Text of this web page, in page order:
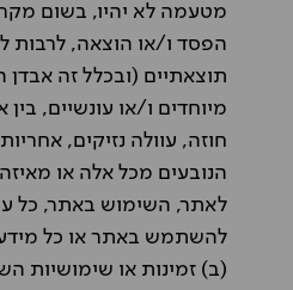
מטעמה לא יהיו, בשום
הפסד ו/או הוצאה, לרבות
תוצאתיים (ובכלל זה אבדן
מיוחדים ו/או עונשיים,
חוזה, עוולה נזיקים,
הנובעים מכל אלה או
לאתר, השימוש באתר, כל
להשתמש באתר או כל
(ב) זמינות או שימושיות